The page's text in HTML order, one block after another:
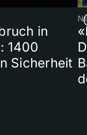
in
1400
Sicherheit